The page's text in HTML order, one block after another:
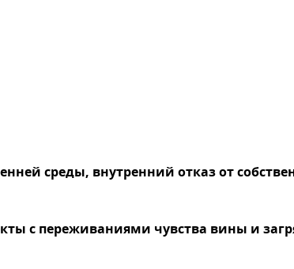
среды, внутренний отказ от
с переживаниями чувства вины и